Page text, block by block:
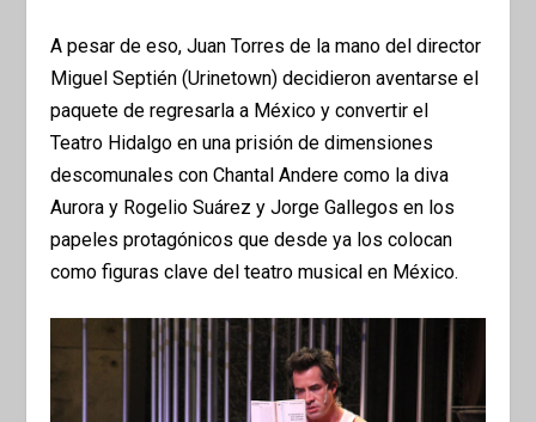
A pesar de eso, Juan Torres de la mano del director
Miguel Septién (Urinetown) decidieron aventarse el
paquete de regresarla a México y convertir el
Teatro Hidalgo en una prisión de dimensiones
descomunales con Chantal Andere como la diva
Aurora y Rogelio Suárez y Jorge Gallegos en los
papeles protagónicos que desde ya los colocan
como figuras clave del teatro musical en México.